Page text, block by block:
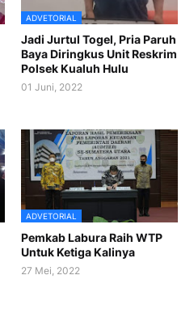
ADVETORIAL
Jadi Jurtul Togel, Pria Paruh
Baya Diringkus Unit Reskrim
Polsek Kualuh Hulu
01 Juni, 2022
ADVETORIAL
Pemkab Labura Raih WTP
Untuk Ketiga Kalinya
27 Mei, 2022